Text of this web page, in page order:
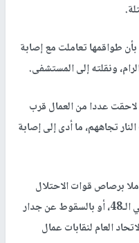
طواقمها تعاملت مع إصابة
ونقلته إلى المستشفى.
عددا من العمال قرب
تجاههم، ما أدى إلى إصابة
العام الجاري، استُشهد 15 عاملا برصاص قوات الاحتلال
الإسرائيلي، أو أثناء الملاحقة داخل أراضي الـ48، أو بالسقوط عن جدار
العام لنقابات عمال